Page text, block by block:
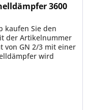
3600
kaufen Sie den
der Artikelnummer
von GN 2/3 mit einer
wird